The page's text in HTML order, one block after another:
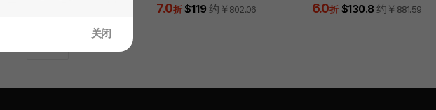
7.0折 $119 约￥ 802.06 6.0折 $130.8 约￥ 881.59
关闭